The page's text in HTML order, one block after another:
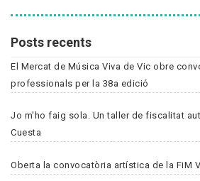
Posts recents
El Mercat de Música Viva de Vic obre
professionals per la 38a edició
Jo m'ho faig sola. Un taller de fiscalitat
Cuesta
Oberta la convocatòria artística de la FiM